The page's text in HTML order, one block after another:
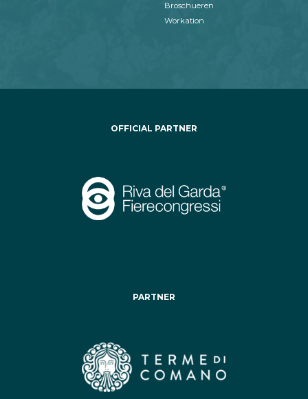
Broschueren
Workation
OFFICIAL PARTNER
PARTNER